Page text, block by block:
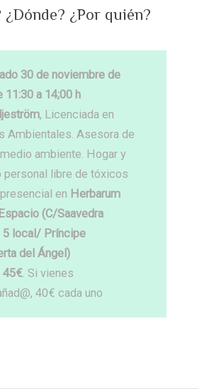
¿Dónde? ¿Por quién?
30 de noviembre de
11:30 a 14;00 h
, Licenciada en
Ambientales. Asesora de
ambiente. Hogar y
personal libre de tóxicos
en Herbarum
(C/Saavedra
5 local/ Príncipe
del Ángel)
45€ . Si vienes
40€ cada uno